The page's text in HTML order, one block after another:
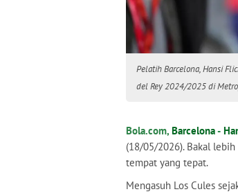
Pelatih Barcelona, Hansi
del Rey 2024/2025 di
Bola.com, Barcelona-
(18/05/2026). Bakal
tempat yang tepat.
Mengasuh Los Cules